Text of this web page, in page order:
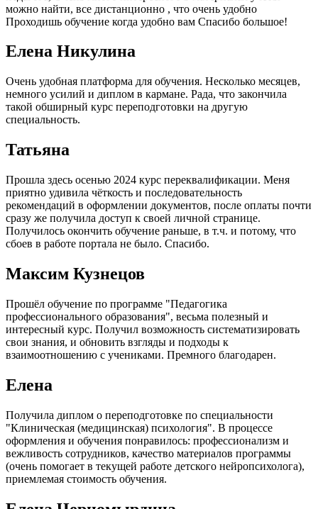
можно найти, все дистанционно , что очень удобно
Проходишь обучение когда удобно вам Спасибо большое!
Елена Никулина
Очень удобная платформа для обучения. Несколько месяцев,
немного усилий и диплом в кармане. Рада, что закончила
такой обширный курс переподготовки на другую
специальность.
Татьяна
Прошла здесь осенью 2024 курс переквалификации. Меня
приятно удивила чёткость и последовательность
рекомендаций в оформлении документов, после оплаты почти
сразу же получила доступ к своей личной странице.
Получилось окончить обучение раньше, в т.ч. и потому, что
сбоев в работе портала не было. Спасибо.
Максим Кузнецов
Прошёл обучение по программе "Педагогика
профессионального образования", весьма полезный и
интересный курс. Получил возможность систематизировать
свои знания, и обновить взгляды и подходы к
взаимоотношению с учениками. Премного благодарен.
Елена
Получила диплом о переподготовке по специальности
"Клиническая (медицинская) психология". В процессе
оформления и обучения понравилось: профессионализм и
вежливость сотрудников, качество материалов программы
(очень помогает в текущей работе детского нейропсихолога),
приемлемая стоимость обучения.